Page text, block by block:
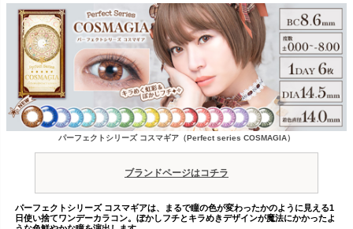
パーフェクトシリーズ コスマギア（Perfect series COSMAGIA）
ブランドページはコチラ
パーフェクトシリーズ コスマギアは、まるで瞳の色が変わったかのように見える1
日使い捨てワンデーカラコン。ぼかしフチとキラめきデザインが魔法にかかったよ